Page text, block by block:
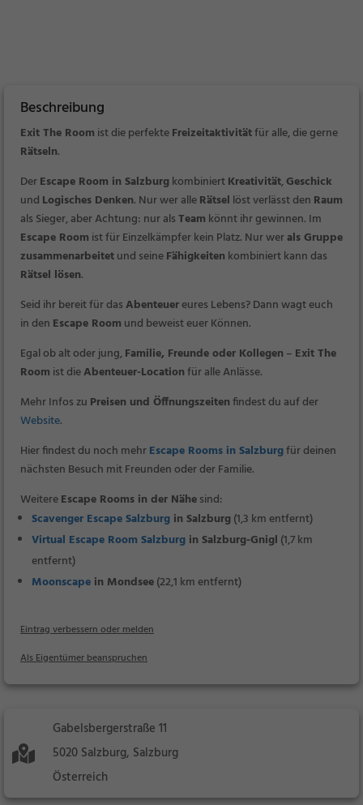
Beschreibung
Exit The Room ist die perfekteFreizeitaktivitätfür alle, die gerne
Rätseln.
DerEscape Room in SalzburgkombiniertKreativität,Geschick
und Logisches Denken. Nur wer alleRätsel löst verlässt den Raum
als Sieger, aber Achtung: nur alsTeam könnt ihr gewinnen. Im
Escape Room ist für Einzelkämpfer kein Platz. Nur werals Gruppe
zusammenarbeitetund seineFähigkeiten kombiniert kann das
Rätsel lösen.
Seid ihr bereit für dasAbenteuereures Lebens? Dann wagt euch
in den Escape Room und beweist euer Können.
Egal ob alt oder jung,Familie, Freunde oder Kollegen – Exit The
Room ist dieAbenteuer-Locationfür alle Anlässe.
Mehr Infos zu Preisen und Öffnungszeitenfindest du auf der
Website.
Hier findest du noch mehrEscape Rooms in Salzburgfür deinen
nächsten Besuch mit Freunden oder der Familie.
WeitereEscape Rooms in der Nähesind:
Scavenger Escape Salzburg in Salzburg(1,3 km entfernt)
Virtual Escape Room Salzburg in Salzburg-Gnigl (1,7 km
entfernt)
Moonscape in Mondsee(22,1 km entfernt)
Eintrag verbessern oder melden
Als Eigentümer beanspruchen
Gabelsbergerstraße 11
5020 Salzburg, Salzburg
Österreich